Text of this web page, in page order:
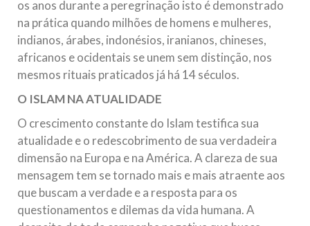
os anos durante a peregrinação isto é demonstrado
na prática quando milhões de homens e mulheres,
indianos, árabes, indonésios, iranianos, chineses,
africanos e ocidentais se unem sem distinção, nos
mesmos rituais praticados já há 14 séculos.
O ISLAM NA ATUALIDADE
O crescimento constante do Islam testifica sua
atualidade e o redescobrimento de sua verdadeira
dimensão na Europa e na América. A clareza de sua
mensagem tem se tornado mais e mais atraente aos
que buscam a verdade e a resposta para os
questionamentos e dilemas da vida humana. A